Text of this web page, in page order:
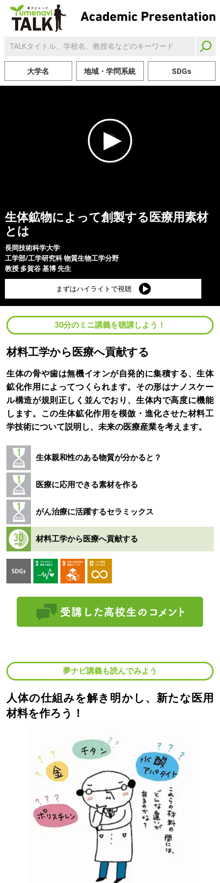
大学名 地域・学問系統 SDGs
生体鉱物によって創製する医療用素材
とは
長岡技術科学大学
工学部/工学研究科物質生物工学分野
教授 多賀谷 基博先生
まずはハイライトで視聴
30分のミニ講義を聴講しよう！
材料工学から医療へ貢献する
生体の骨や歯は無機イオンが自発的に集積する、生体
鉱化作用によってつくられます。その形はナノスケー
ル構造が規則正しく並んでおり、生体内で高度に機能
します。この生体鉱化作用を模倣・進化させた材料工
学技術について説明し、未来の医療産業を考えます。
生体親和性のある物質が分かると？
医療に応用できる素材を作る
がん治療に活躍するセラミックス
材料工学から医療へ貢献する
夢ナビ講義も読んでみよう
人体の仕組みを解き明かし、新たな医用
材料を作ろう！